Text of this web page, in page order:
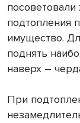
подтопления
имущество.
поднять
наверх –
При